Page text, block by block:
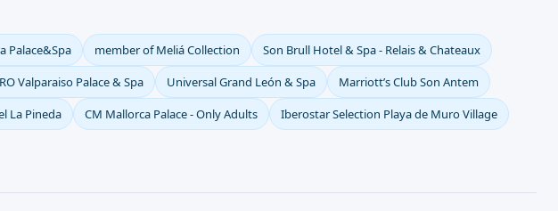
Palace&Spa member of Meliá Collection
Son Brull Hotel & Spa - Relais & Chateaux
Valparaiso Palace & Spa Universal Grand León & Spa
Marriott’s Club Son Antem
La Pineda CM Mallorca Palace - Only Adults
Iberostar Selection Playa de Muro Village